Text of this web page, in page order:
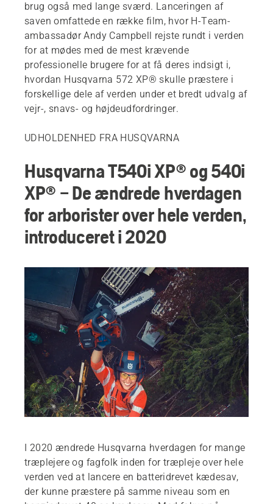
brug også med lange sværd. Lanceringen af
saven omfattede en række film, hvor H-Team-
ambassadør Andy Campbell rejste rundt i verden
for at mødes med de mest krævende
professionelle brugere for at få deres indsigt i,
hvordan Husqvarna 572 XP® skulle præstere i
forskellige dele af verden under et bredt udvalg af
vejr-, snavs- og højdeudfordringer.
UDHOLDENHED FRA HUSQVARNA
Husqvarna T540i XP® og 540i
XP® – De ændrede hverdagen
for arborister over hele verden,
introduceret i 2020
I 2020 ændrede Husqvarna hverdagen for mange
træplejere og fagfolk inden for træpleje over hele
verden ved at lancere en batteridrevet kædesav,
der kunne præstere på samme niveau som en